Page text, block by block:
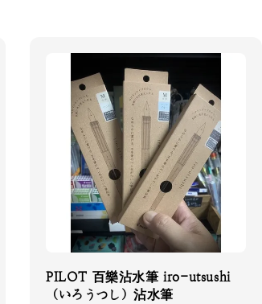
PILOT 百樂沾水筆 iro-utsushi
（いろうつし）沾水筆